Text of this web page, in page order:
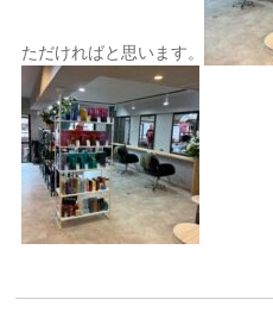
ただければと思います。